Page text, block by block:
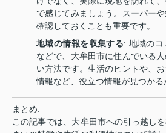
で感じてみましょう。スーパー
確認しておくことも重要です。
地域の情報を収集する: 地域のコ
などで、大牟田市に住んでいる
い方法です。生活のヒントや、
情報など、役立つ情報が見つかる
まとめ:
この記事では、大牟田市への引っ越し